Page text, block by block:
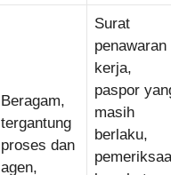
Beragam,
tergantung
proses dan
agen,
Surat
penawaran
kerja,
paspor
masih
berlaku,